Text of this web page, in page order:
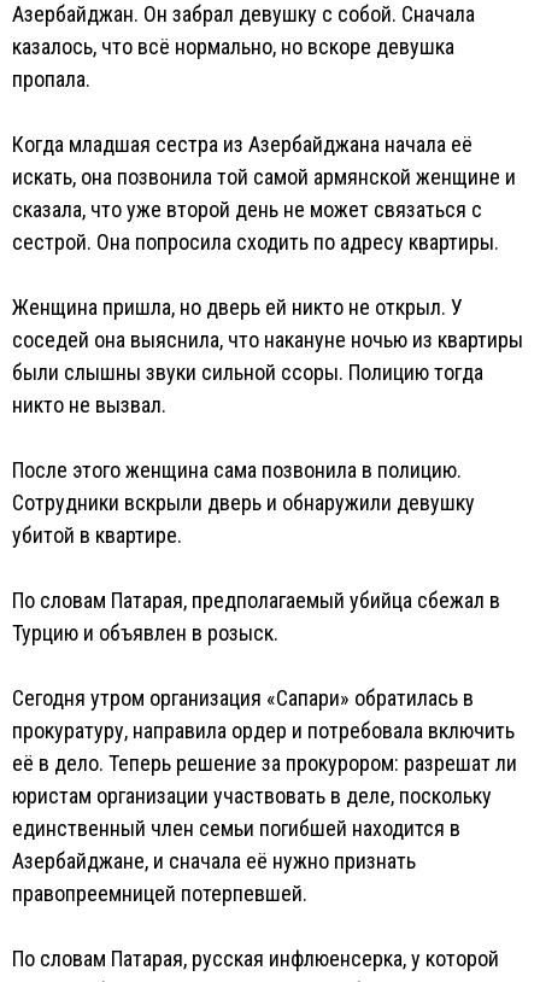
Азербайджан. Он забрал девушку с собой. Сначала
казалось, что всё нормально, но вскоре девушка
пропала.
Когда младшая сестра из Азербайджана начала её
искать, она позвонила той самой армянской женщине и
сказала, что уже второй день не может связаться с
сестрой. Она попросила сходить по адресу квартиры.
Женщина пришла, но дверь ей никто не открыл. У
соседей она выяснила, что накануне ночью из квартиры
были слышны звуки сильной ссоры. Полицию тогда
никто не вызвал.
После этого женщина сама позвонила в полицию.
Сотрудники вскрыли дверь и обнаружили девушку
убитой в квартире.
По словам Патарая, предполагаемый убийца сбежал в
Турцию и объявлен в розыск.
Сегодня утром организация «Сапари» обратилась в
прокуратуру, направила ордер и потребовала включить
её в дело. Теперь решение за прокурором: разрешат ли
юристам организации участвовать в деле, поскольку
единственный член семьи погибшей находится в
Азербайджане, и сначала её нужно признать
правопреемницей потерпевшей.
По словам Патарая, русская инфлюенсерка, у которой